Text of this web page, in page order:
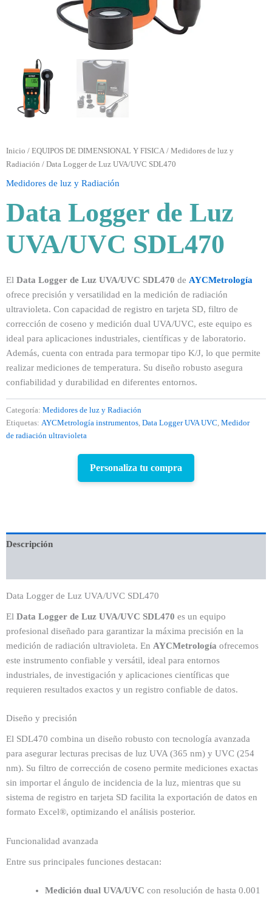
Inicio / EQUIPOS DE DIMENSIONAL Y FISICA / Medidores de luz y
Radiación / Data Logger de Luz UVA/UVC SDL470
Medidores de luz y Radiación
Data Logger de Luz
UVA/UVC SDL470
El Data Logger de Luz UVA/UVC SDL470 de AYCMetrología
ofrece precisión y versatilidad en la medición de radiación
ultravioleta. Con capacidad de registro en tarjeta SD, filtro de
corrección de coseno y medición dual UVA/UVC, este equipo es
ideal para aplicaciones industriales, científicas y de laboratorio.
Además, cuenta con entrada para termopar tipo K/J, lo que permite
realizar mediciones de temperatura. Su diseño robusto asegura
confiabilidad y durabilidad en diferentes entornos.
Categoría: Medidores de luz y Radiación
Etiquetas: AYCMetrología instrumentos Data Logger UVA UVC Medidor
de radiación ultravioleta
Personaliza tu compra
Descripción
Data Logger de Luz UVA/UVC SDL470
El Data Logger de Luz UVA/UVC SDL470 es un equipo
profesional diseñado para garantizar la máxima precisión en la
medición de radiación ultravioleta. En AYCMetrología ofrecemos
este instrumento confiable y versátil, ideal para entornos
industriales, de investigación y aplicaciones científicas que
requieren resultados exactos y un registro confiable de datos.
Diseño y precisión
El SDL470 combina un diseño robusto con tecnología avanzada
para asegurar lecturas precisas de luz UVA (365 nm) y UVC (254
nm). Su filtro de corrección de coseno permite mediciones exactas
sin importar el ángulo de incidencia de la luz, mientras que su
sistema de registro en tarjeta SD facilita la exportación de datos en
formato Excel®, optimizando el análisis posterior.
Funcionalidad avanzada
Entre sus principales funciones destacan:
Medición dual UVA/UVC con resolución de hasta 0.001